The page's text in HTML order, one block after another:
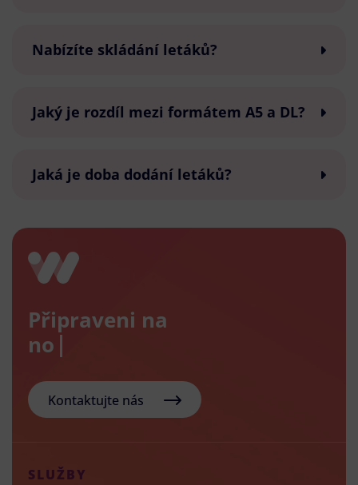
Nabízíte skládání letáků?
Jaký je rozdíl mezi formátem A5 a DL?
Jaká je doba dodání letáků?
Připraveni na
nový e-
Kontaktujte nás
SLUŽBY